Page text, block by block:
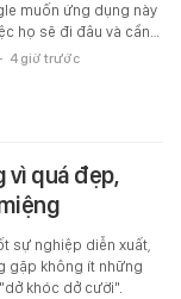
muốn ứng dụng này
họ sẽ đi đâu và cần…
4 giờ trước
vì quá đẹp,
sự nghiệp diễn xuất,
gặp không ít những
khóc dở cười".